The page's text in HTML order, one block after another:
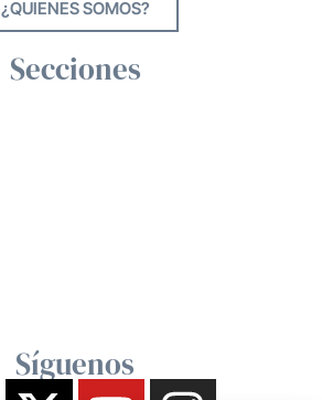
¿QUIENES SOMOS?
Secciones
Síguenos